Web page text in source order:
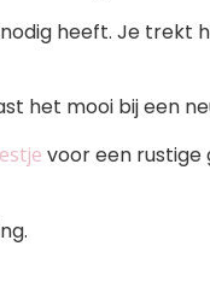
heeft. Je
het mooi bij een
voor een rustige